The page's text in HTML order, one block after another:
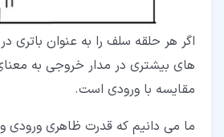
اگر هر حلقه سلف را به عنوان باتری
مقایسه با ورودی است.
ما می دانیم که قدرت ظاهری